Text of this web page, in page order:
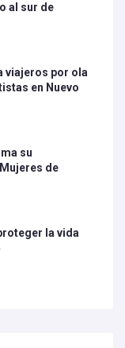
al sur de
viajeros por ola
en Nuevo
su
de
la vida